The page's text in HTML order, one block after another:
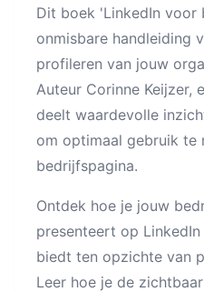
Dit boek 'LinkedIn voor
onmisbare handleiding
profileren van jouw
Auteur Corinne Keijzer,
deelt waardevolle
om optimaal gebruik te
bedrijfspagina.
Ontdek hoe je jouw
presenteert op
biedt ten opzichte van
Leer hoe je de